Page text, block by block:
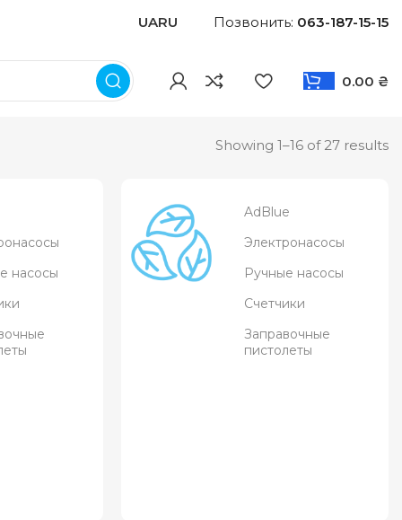
UARU Позвонить: 063-187-15-15
0.00 ₴
Showing 1–16 of 27 results
насосы
AdBlue
Электронасосы
Ручные насосы
Счетчики
Заправочные
пистолеты